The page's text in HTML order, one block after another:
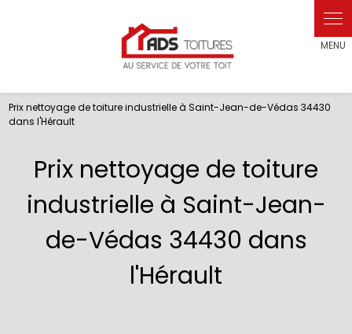
Prix nettoyage de toiture industrielle à Saint-Jean-de-Védas 34430
dans l'Hérault
Prix nettoyage de toiture
industrielle à Saint-Jean-
de-Védas 34430 dans
l'Hérault